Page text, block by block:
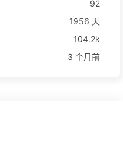
92
1956 天
104.2k
3 个月前